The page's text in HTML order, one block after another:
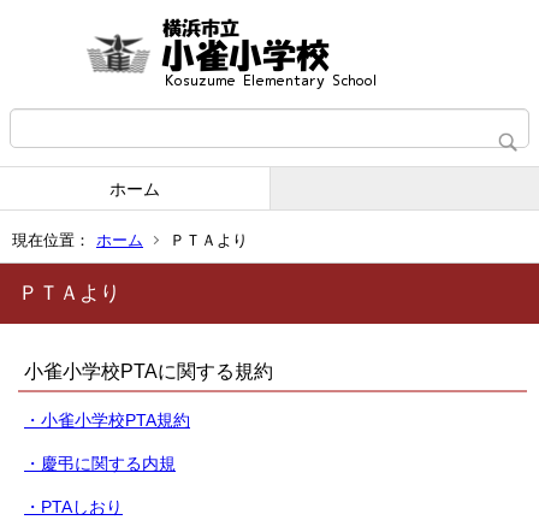
ホーム
現在位置： ホーム ＰＴＡより
ＰＴＡより
小雀小学校PTAに関する規約
・小雀小学校PTA規約
・慶弔に関する内規
・PTAしおり